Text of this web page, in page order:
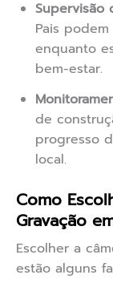
Supervisão
Pais
enquanto
bem-estar.
de
progresso
local.
Como
Gravação
Escolher a
estão alguns